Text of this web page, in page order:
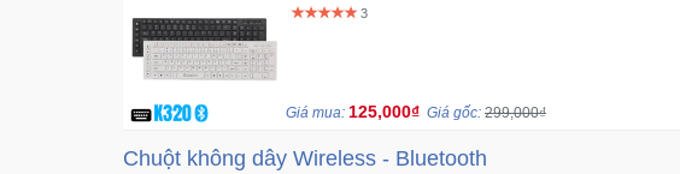
3
Giá mua: 125,000₫ Giá gốc: 299,000₫
Chuột không dây Wireless - Bluetooth